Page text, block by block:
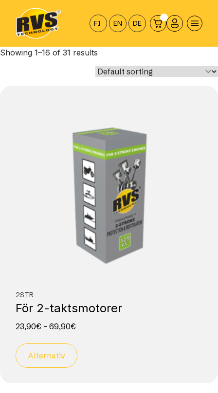
sisältöön
FI EN DE
Showing 1–16 of 31 results
2STR
För 2-taktsmotorer
23,90€ – 69,90€
Alternativ